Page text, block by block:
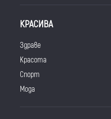
КРАСИВА
Здраве
Красота
Спорт
Мода